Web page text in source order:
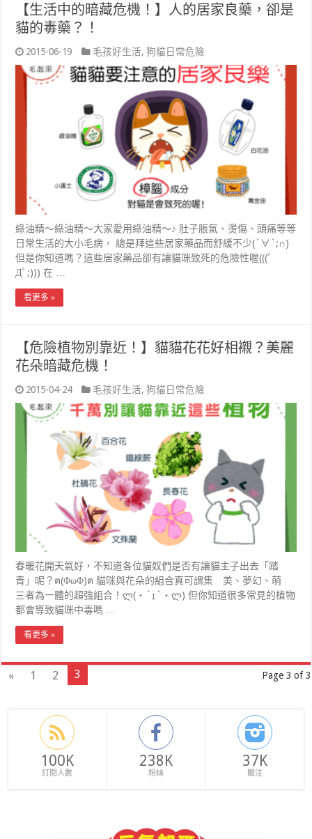
【生活中的暗藏危機！】人的居家良藥，卻是
貓的毒藥？！
2015-06-19 毛孩好生活,狗貓日常危險
綠油精～綠油精～大家愛用綠油精～♪ 肚子脹氣、燙傷、頭痛等等
日常生活的大小毛病， 總是拜這些居家藥品而舒緩不少(´∀`;∩)
但是你知道嗎？這些居家藥品卻有讓貓咪致死的危險性喔(((ﾟ
Дﾟ;))) 在 …
看更多 »
【危險植物別靠近！】貓貓花花好相襯？美麗
花朵暗藏危機！
2015-04-24 毛孩好生活,狗貓日常危險
春暖花開天氣好，不知道各位貓奴們是否有讓貓主子出去「踏
青」呢？ฅ(ΦωΦ)ฅ 貓咪與花朵的組合真可謂集 美、夢幻、萌
三者為一體的超強組合！ლ(・´ｪ`・ლ) 但你知道很多常見的植物
都會導致貓咪中毒嗎 …
看更多 »
Page 3 of 3
« 1 2 3
100K
訂閱人數
238K
粉絲
37K
關注